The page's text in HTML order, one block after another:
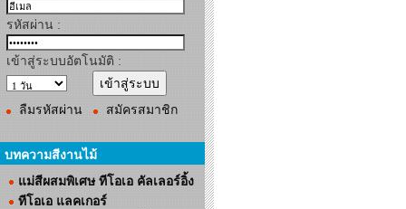
รหัสผ่าน :
เข้าสู่ระบบอัตโนมัติ :
ลืมรหัสผ่าน สมัครสมาชิก
บทความสีงานไม้
แม่สีผสมพิเศษ ทีโอเอ คัลเลอร์อิ้ง
ทีโอเอ แลคเกอร์